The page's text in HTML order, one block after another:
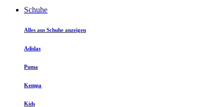
Schuhe
Alles aus Schuhe anzeigen
Adidas
Puma
Kempa
Kids